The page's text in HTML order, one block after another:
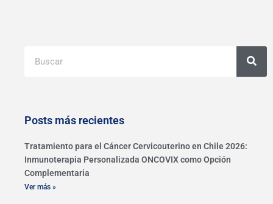
Posts más recientes
Tratamiento para el Cáncer Cervicouterino en Chile 2026:
Inmunoterapia Personalizada ONCOVIX como Opción
Complementaria
Ver más »